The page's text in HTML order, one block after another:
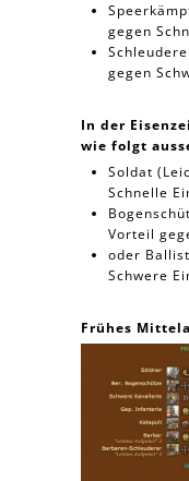
gegen
gegen
In der
wie folgt
Soldat
Schnelle
Vorteil
oder
Schwere
Frühes